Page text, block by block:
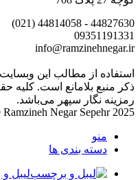
44827630 - 44814058 (021)
09351191331
info@ramzinehnegar.ir
استفاده از مطالب این
ذکر منبع بلامانع است.
رمزینه نگار سپهر می‌باشد.
Ramzineh Negar Sepehr 2025 ©
منو
دسته بندی ها
لیبل